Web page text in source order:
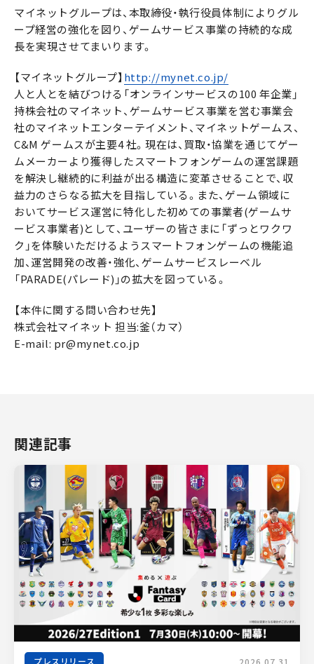
マイネットグループは、本取締役・執行役員体制によりグル
ープ経営の強化を図り、ゲームサービス事業の持続的な成
長を実現させてまいります。
【マイネットグループ】 http://mynet.co.jp/
人と人とを結びつける「オンラインサービスの100 年企業」
持株会社のマイネット、ゲームサービス事業を営む事業会
社のマイネットエンターテイメント、マイネットゲームス、
C&M ゲームスが主要4 社。現在は、買取・協業を通じてゲー
ムメーカーより獲得したスマートフォンゲームの運営課題
を解決し継続的に利益が出る構造に変革させることで、収
益力のさらなる拡大を目指している。また、ゲーム領域に
おいてサービス運営に特化した初めての事業者(ゲームサ
ービス事業者)として、ユーザーの皆さまに「ずっとワクワ
ク」を体験いただけるようスマートフォンゲームの機能追
加、運営開発の改善・強化、ゲームサービスレーベル
「PARADE(パレード)」の拡大を図っている。
【本件に関する問い合わせ先】
株式会社マイネット 担当:釜（カマ）
E-mail: pr@mynet.co.jp
関連記事
プレスリリース